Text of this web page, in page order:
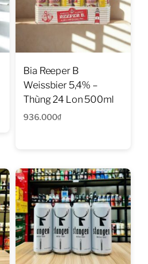
Bia Reeper B
Weissbier 5,4% –
Thùng 24 Lon 500ml
936.000₫